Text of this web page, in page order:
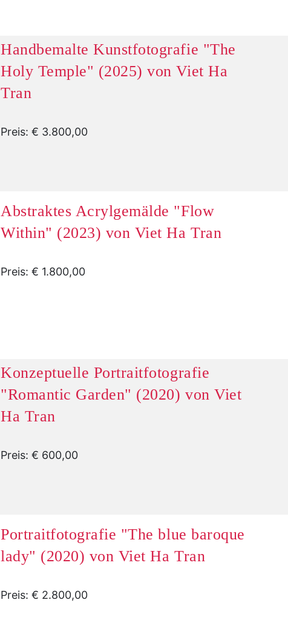
Handbemalte Kunstfotografie "The
Holy Temple" (2025) von Viet Ha
Tran
Preis: € 3.800,00
Abstraktes Acrylgemälde "Flow
Within" (2023) von Viet Ha Tran
Preis: € 1.800,00
Konzeptuelle Portraitfotografie
"Romantic Garden" (2020) von Viet
Ha Tran
Preis: € 600,00
Portraitfotografie "The blue baroque
lady" (2020) von Viet Ha Tran
Preis: € 2.800,00